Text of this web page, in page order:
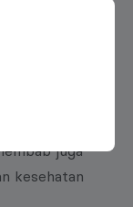
bahan alami
produk yang
juga
kesehatan